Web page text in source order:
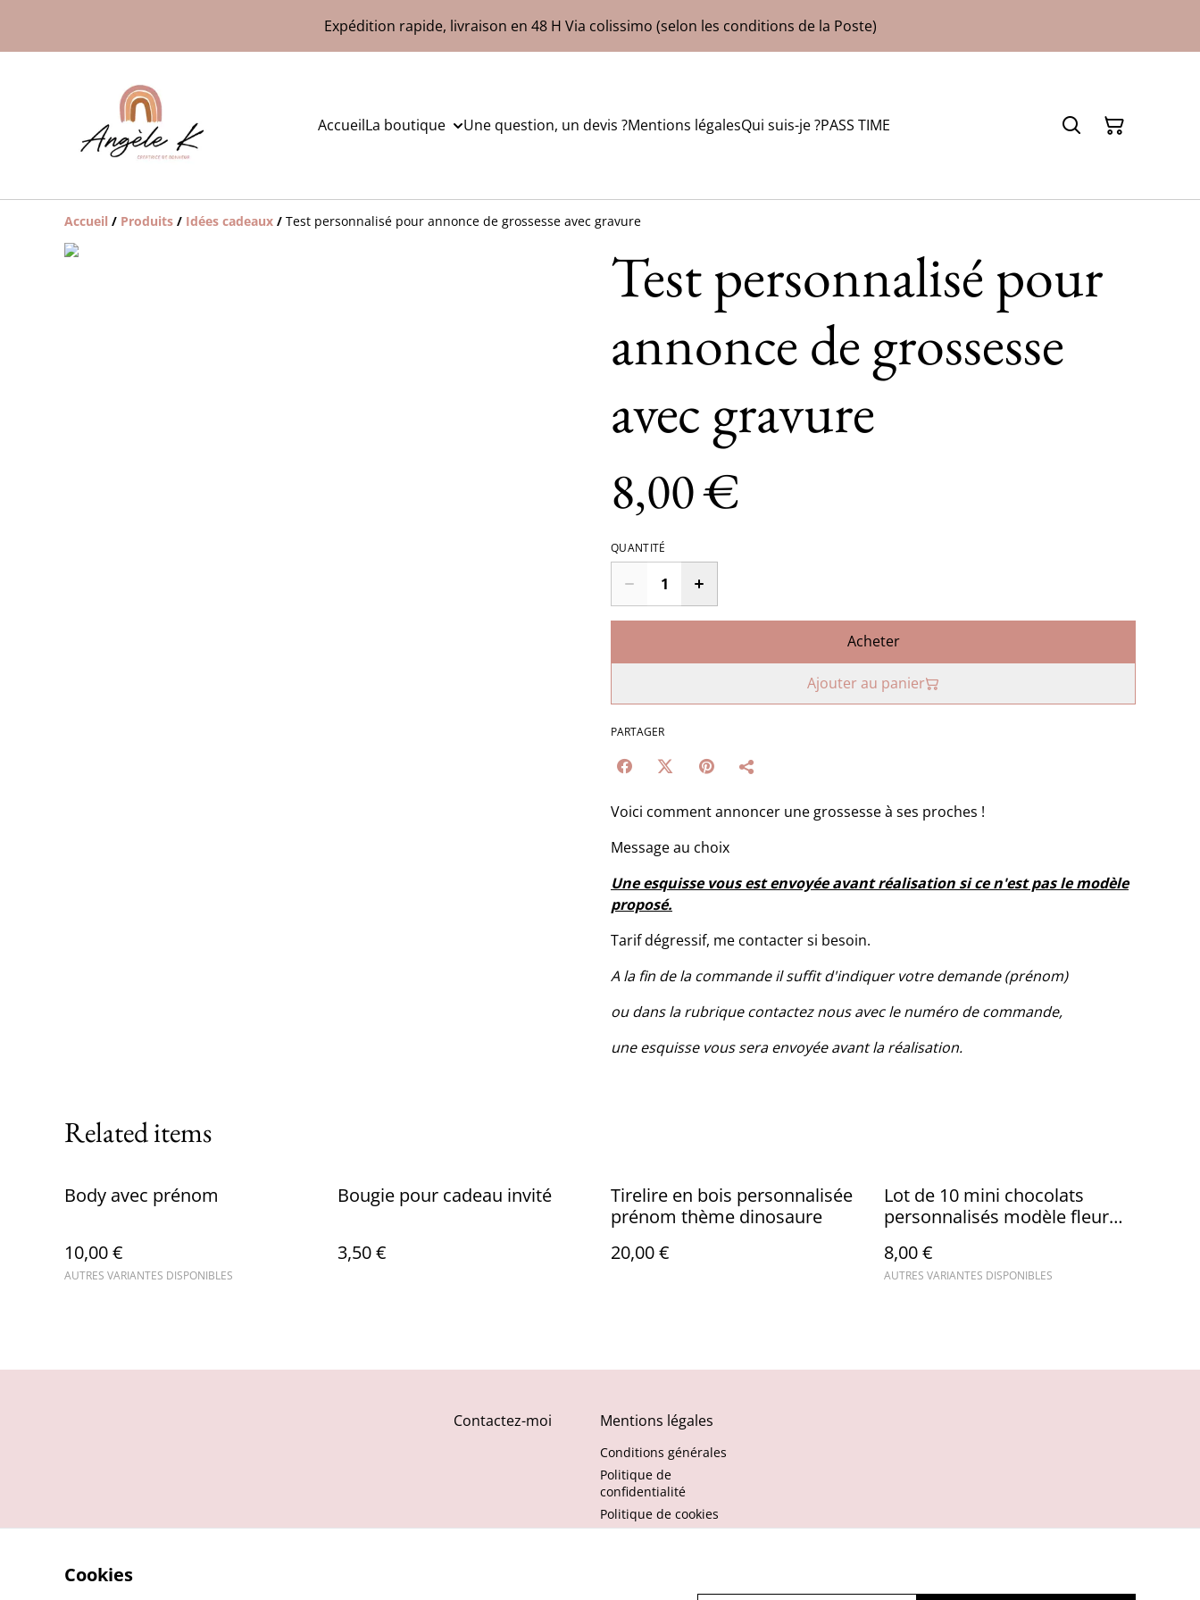
Expédition rapide, livraison en 48 H Via colissimo (selon les conditions de la Poste)
AccueilLa boutique Une question, un devis ?Mentions légalesQui suis-je ?PASS TIME
Accueil / Produits / Idées cadeaux / Test personnalisé pour annonce de grossesse avec gravure
Test personnalisé pour
annonce de grossesse
avec gravure
8,00 €
QUANTITÉ
Acheter
Ajouter au panier
PARTAGER
Voici comment annoncer une grossesse à ses proches !
Message au choix
Une esquisse vous est envoyée avant réalisation si ce n'est pas le modèle
proposé.
Tarif dégressif, me contacter si besoin.
A la fin de la commande il suffit d'indiquer votre demande (prénom)
ou dans la rubrique contactez nous avec le numéro de commande,
une esquisse vous sera envoyée avant la réalisation.
Related items
Body avec prénom
10,00 €
AUTRES VARIANTES DISPONIBLES
Bougie pour cadeau invité
3,50 €
Tirelire en bois personnalisée
prénom thème dinosaure
20,00 €
Lot de 10 mini chocolats
personnalisés modèle fleur
8,00 €
AUTRES VARIANTES DISPONIBLES
Contactez-moi Mentions légales
Conditions générales
Politique de
confidentialité
Politique de cookies
Cookies